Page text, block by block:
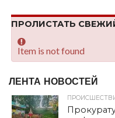
школьного звонка
в классы и аудитории,
полный открытий и
Этот день — новый
решений и дружеских